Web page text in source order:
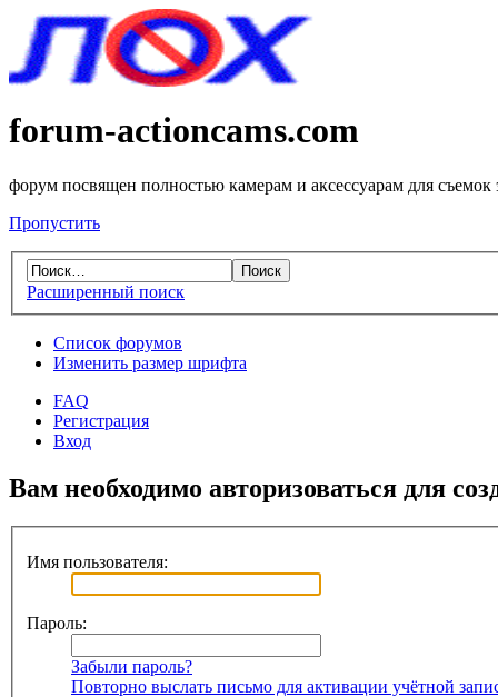
forum-actioncams.com
форум посвящен полностью камерам и аксессуарам для съемок
Пропустить
Расширенный поиск
Список форумов
Изменить размер шрифта
FAQ
Регистрация
Вход
Вам необходимо авторизоваться для
Имя пользователя:
Пароль:
Забыли пароль?
Повторно выслать письмо для активации учётной